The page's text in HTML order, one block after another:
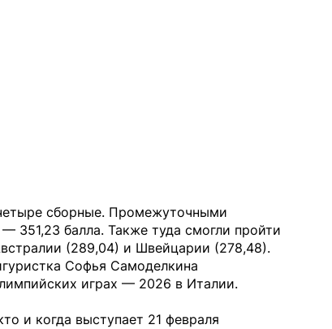
сборные. Промежуточными
351,23 балла. Также туда смогли пройти
(289,04) и Швейцарии (278,48).
Софья Самоделкина
играх — 2026 в Италии.
и когда выступает 21 февраля